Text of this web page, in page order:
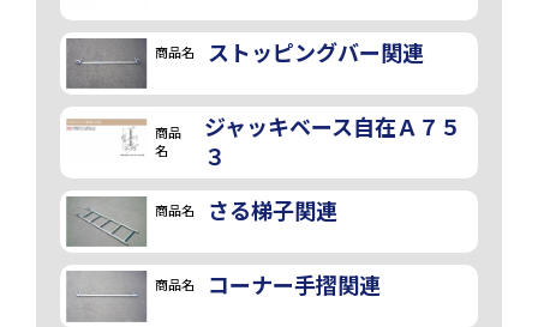
商品名 ストッピングバー関連
商品
名
ジャッキベース自在Ａ７５
３
商品名 さる梯子関連
商品名 コーナー手摺関連